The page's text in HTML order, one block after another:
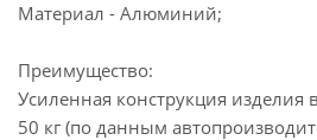
Материал - Алюминий;
Преимущество:
Усиленная конструкция изделия
50 кг (по данным